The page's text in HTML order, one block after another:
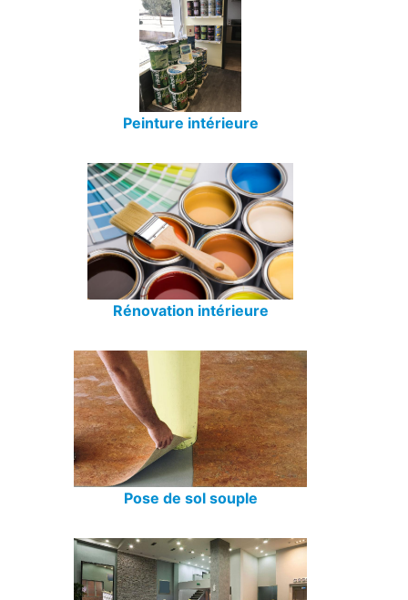
Peinture intérieure
Rénovation intérieure
Pose de sol souple